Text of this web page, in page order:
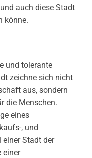
auch diese Stadt
könne.
und tolerante
zeichne sich nicht
aus, sondern
die Menschen.
eines
, und
einer Stadt der
einer